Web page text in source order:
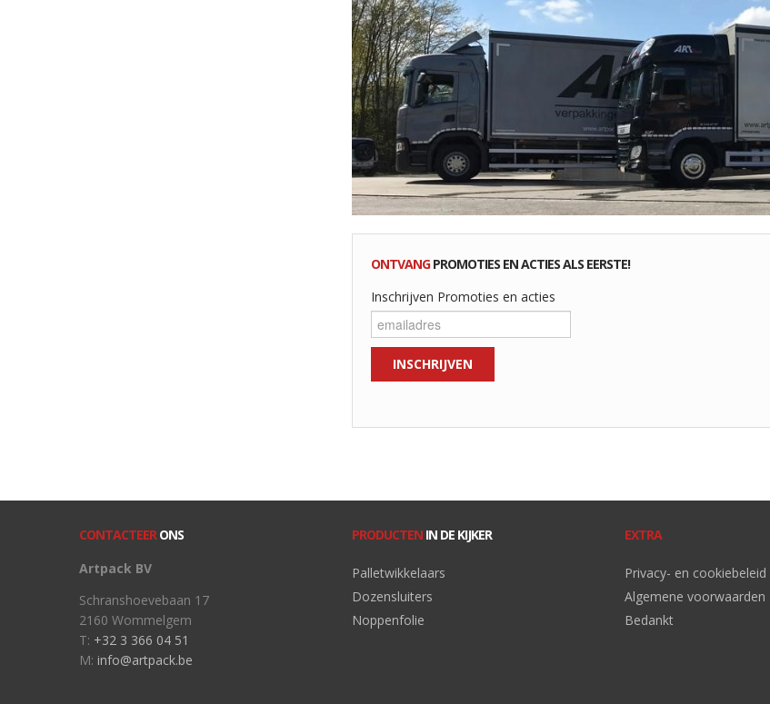
ONTVANGPROMOTIES EN ACTIES ALS EERSTE!
Inschrijven Promoties en acties
CONTACTEERONS
Artpack BV
Schranshoevebaan 17
2160 Wommelgem
T: +32 3 366 04 51
M: info@artpack.be
PRODUCTEN IN DE KIJKER
Palletwikkelaars
Dozensluiters
Noppenfolie
EXTRA
Privacy- en cookiebeleid
Algemene voorwaarden
Bedankt